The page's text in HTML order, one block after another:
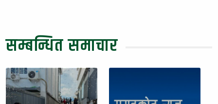
सम्बन्धित समाचार